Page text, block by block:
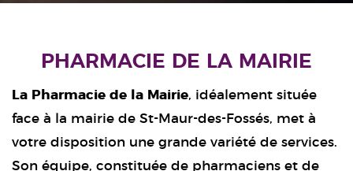
PHARMACIE DE LA MAIRIE
La Pharmacie de la Mairie, idéalement située
face à la mairie de St-Maur-des-Fossés, met à
votre disposition une grande variété de services.
Son équipe, constituée de pharmaciens et de